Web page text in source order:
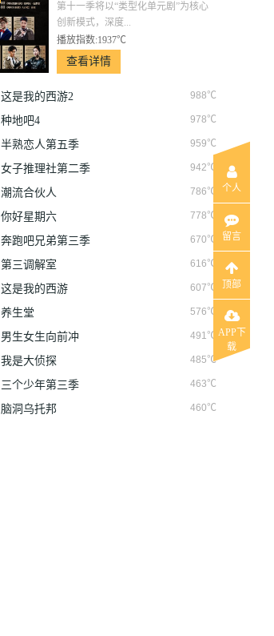
第十一季将以“类型化单元剧”为核心
创新模式，深度...
播放指数:1937℃
查看详情
988℃
这是我的西游2
978℃
种地吧4
959℃
半熟恋人第五季
942℃
女子推理社第二季
786℃
潮流合伙人
778℃
你好星期六
670℃
奔跑吧兄弟第三季
616℃
第三调解室
607℃
这是我的西游
576℃
养生堂
491℃
男生女生向前冲
485℃
我是大侦探
463℃
三个少年第三季
460℃
脑洞乌托邦
个人
留言
顶部
APP下
载